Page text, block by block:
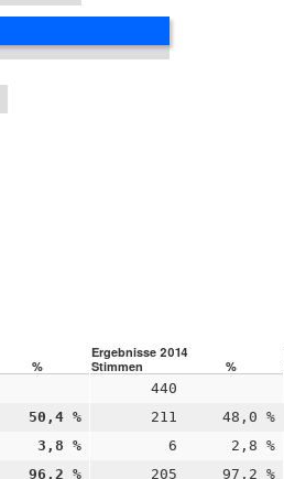
Ergebnisse 2014
% Stimmen %
440
50,4 % 211 48,0 %
3,8 % 6 2,8 %
96,2 % 205 97,2 %